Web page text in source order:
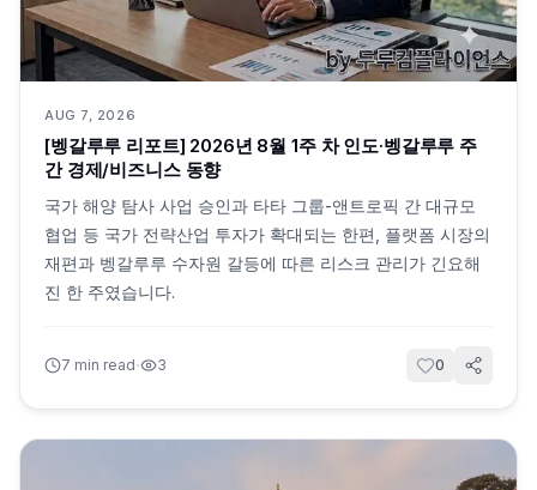
AUG 7, 2026
[벵갈루루 리포트] 2026년 8월 1주 차 인도·벵갈루루 주
간 경제/비즈니스 동향
국가 해양 탐사 사업 승인과 타타 그룹-앤트로픽 간 대규모
협업 등 국가 전략산업 투자가 확대되는 한편, 플랫폼 시장의
재편과 벵갈루루 수자원 갈등에 따른 리스크 관리가 긴요해
진 한 주였습니다.
7 min read· 3 0